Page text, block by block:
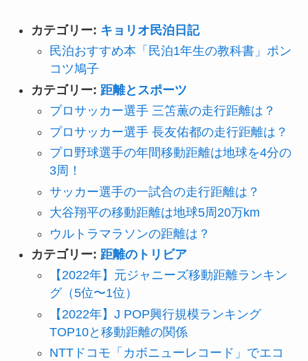
カテゴリー: キョリオ民泊日記
民泊おすすめ本「民泊1年生の教科書」ポン
コツ鳩子
カテゴリー: 距離とスポーツ
プロサッカー選手 三笘薫の走行距離は？
プロサッカー選手 長友佑都の走行距離は？
プロ野球選手の年間移動距離は地球を4分の
3周！
サッカー選手の一試合の走行距離は？
大谷翔平の移動距離は地球5周20万km
ウルトラマラソンの距離は？
カテゴリー: 距離のトリビア
【2022年】元ジャニーズ移動距離ランキン
グ（5位〜1位）
【2022年】J POP興行規模ランキング
TOP10と移動距離の関係
NTTドコモ「カボニューレコード」でエコ